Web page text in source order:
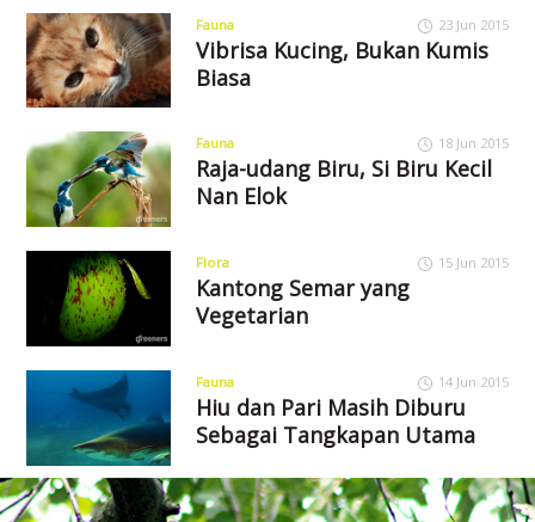
Fauna 23 Jun 2015
Vibrisa Kucing, Bukan Kumis
Biasa
Fauna 18 Jun 2015
Raja-udang Biru, Si Biru Kecil
Nan Elok
Flora 15 Jun 2015
Kantong Semar yang
Vegetarian
Fauna 14 Jun 2015
Hiu dan Pari Masih Diburu
Sebagai Tangkapan Utama